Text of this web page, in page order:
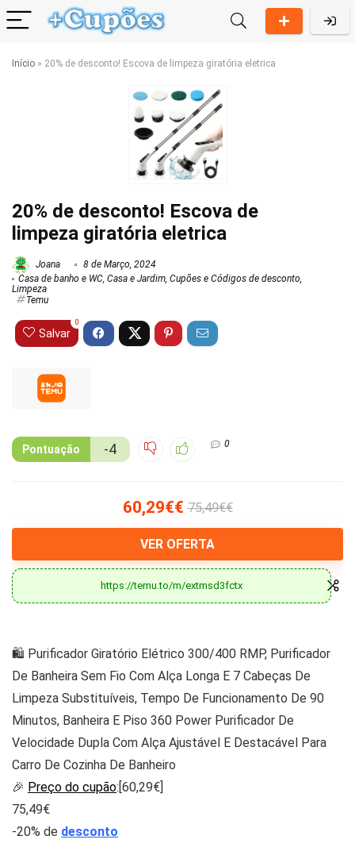
Início » 20% de desconto! Escova de limpeza giratória eletrica
20% de desconto! Escova de
limpeza giratória eletrica
Joana
8 de Março, 2024
Casa de banho e WC, Casa e Jardim, Cupões e Códigos de desconto,
Limpeza
Temu
Salvar
0
Pontuação -4 0
60,29€€ 75,49€€
VER OFERTA
https://temu.to/m/extmsd3fctx
🛍️ Purificador Giratório Elétrico 300/400 RMP, Purificador
De Banheira Sem Fio Com Alça Longa E 7 Cabeças De
Limpeza Substituíveis, Tempo De Funcionamento De 90
Minutos, Banheira E Piso 360 Power Purificador De
Velocidade Dupla Com Alça Ajustável E Destacável Para
Carro De Cozinha De Banheiro
🎉 Preço do cupão:[‎60,29€]
75,49€
-20% de desconto